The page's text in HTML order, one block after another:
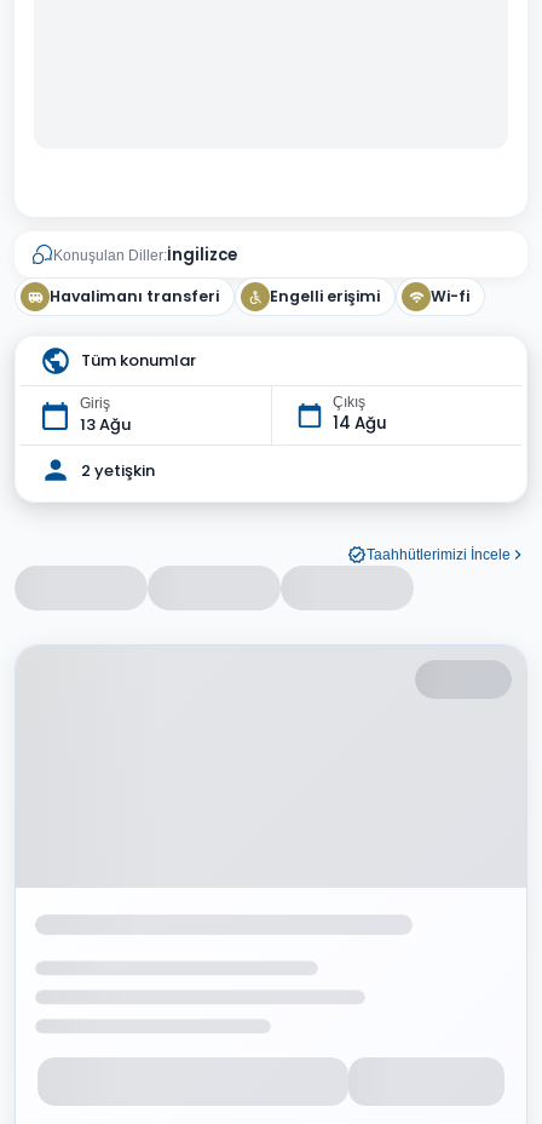
Konuşulan Diller:İngilizce
Havalimanı transferi Engelli erişimi Wi-fi
Tüm konumlar
Giriş
13 Ağu
Çıkış
14 Ağu
2 yetişkin
Taahhütlerimizi İncele